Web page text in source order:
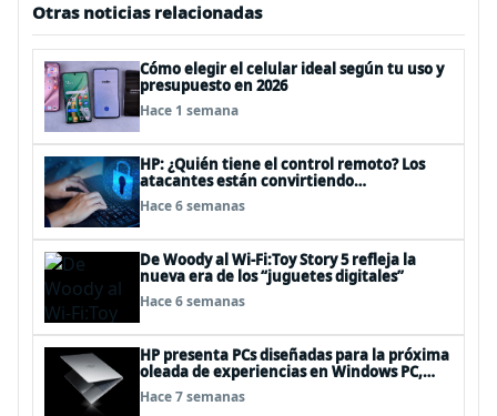
Otras noticias relacionadas
Cómo elegir el celular ideal según tu uso y
presupuesto en 2026
Hace 1 semana
HP: ¿Quién tiene el control remoto? Los
atacantes están convirtiendo
herramientas legítimas de acceso remoto
en puertas alternativas
Hace 6 semanas
De Woody al Wi-Fi:Toy Story 5 refleja la
nueva era de los “juguetes digitales”
Hace 6 semanas
HP presenta PCs diseñadas para la próxima
oleada de experiencias en Windows PC,
impulsadas por NVIDIA RTX Spark™
Hace 7 semanas